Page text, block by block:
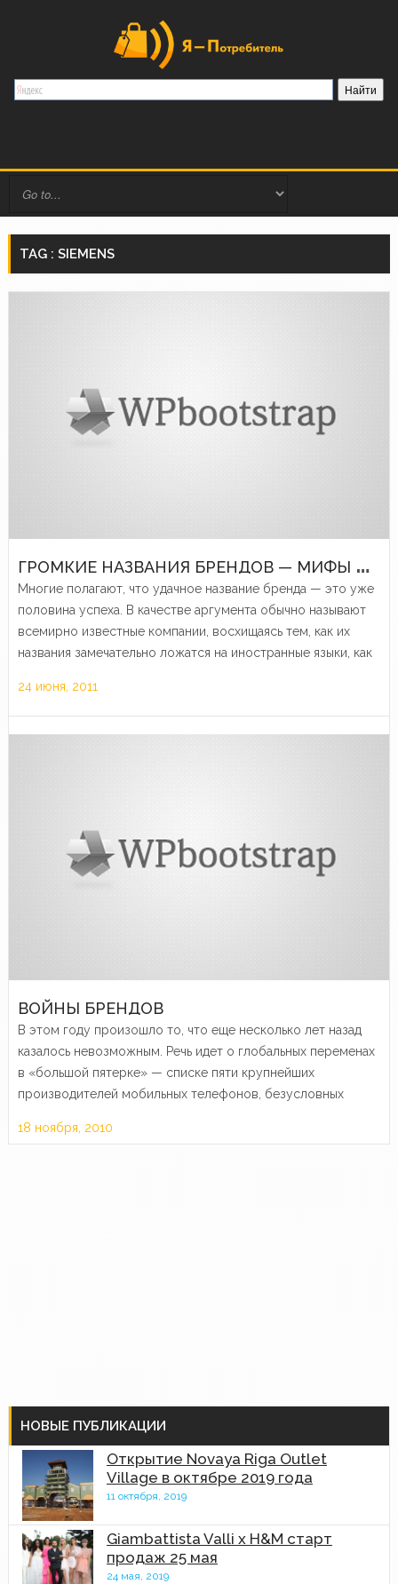
TAG : SIEMENS
Г
РОМКИЕ НАЗВАНИЯ БРЕНДОВ — МИФЫ И ЛЕГЕНДЫ
Многие полагают, что удачное название бренда — это уже
половина успеха. В качестве аргумента обычно называют
всемирно известные компании, восхищаясь тем, как их
названия замечательно ложатся на иностранные языки, как
24 июня, 2011
ВОЙНЫ БРЕНДОВ
В этом году произошло то, что еще несколько лет назад
казалось невозможным. Речь идет о глобальных переменах
в «большой пятерке» — списке пяти крупнейших
производителей мобильных телефонов, безусловных
«громкие» имена, как Motorola…
18 ноября, 2010
НОВЫЕ ПУБЛИКАЦИИ
Открытие Novaya Riga Outlet
Village в октябре 2019 года
11 октября, 2019
Giambattista Valli x H&M старт
продаж 25 мая
24 мая, 2019